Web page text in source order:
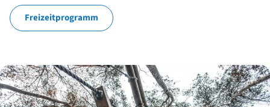
Freizeitprogramm